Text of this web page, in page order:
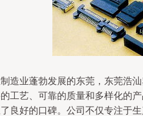
造业蓬勃发展的东莞，东莞浩
工艺、可靠的质量和多样化的
良好的口碑。公司不仅专注于